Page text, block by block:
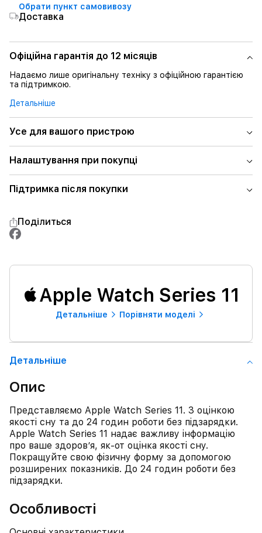
Обрати пункт самовивозу
Доставка
Офіційна гарантія до 12 місяців
Надаємо лише оригінальну техніку з офіційною гарантією
та підтримкою.
Детальніше
Усе для вашого пристрою
Налаштування при покупці
Підтримка після покупки
Поділиться
Apple Watch Series 11
Детальнiше Порівняти моделі
Детальнiше
Опис
Представляємо Apple Watch Series 11. З оцінкою
якості сну та до 24 годин роботи без підзарядки.
Apple Watch Series 11 надає важливу інформацію
про ваше здоров’я, як-от оцінка якості сну.
Покращуйте свою фізичну форму за допомогою
розширених показників. До 24 годин роботи без
підзарядки.
Особливості